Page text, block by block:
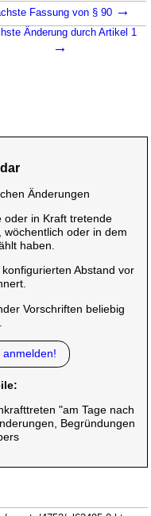
Fassung von § 90 →
Änderung durch Artikel 1
→
Änderungen
oder in Kraft tretende
oder in dem
haben.
Abstand vor
Vorschriften beliebig
anmelden!
"am Tage nach
Begründungen